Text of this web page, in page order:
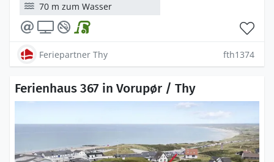
70 m zum Wasser
Feriepartner Thy fth1374
Ferienhaus 367 in Vorupør / Thy